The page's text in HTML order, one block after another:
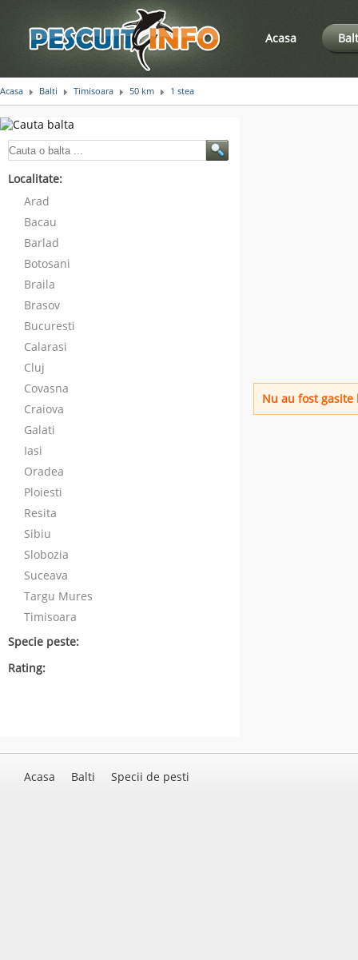
Acasa
Acasa Balti Timisoara 50 km 1 stea
Localitate:
Arad
Bacau
Barlad
Botosani
Braila
Brasov
Bucuresti
Calarasi
Cluj
Covasna
Craiova
Galati
Iasi
Oradea
Ploiesti
Resita
Sibiu
Slobozia
Suceava
Targu Mures
Timisoara
Specie peste:
Rating:
Nu au fost
Acasa Balti Specii de pesti